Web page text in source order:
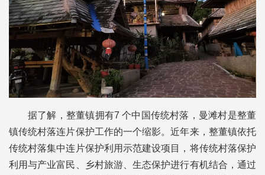
据了解，整董镇拥有7 个中国传统村落，曼滩村是整董
镇传统村落连片保护工作的一个缩影。近年来，整董镇依托
传统村落集中连片保护利用示范建设项目，将传统村落保护
利用与产业富民、乡村旅游、生态保护进行有机结合，通过